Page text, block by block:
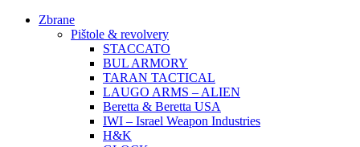
Zbrane
Pištole & revolvery
STACCATO
BUL ARMORY
TARAN TACTICAL
LAUGO ARMS – ALIEN
Beretta & Beretta USA
IWI – Israel Weapon Industries
H&K